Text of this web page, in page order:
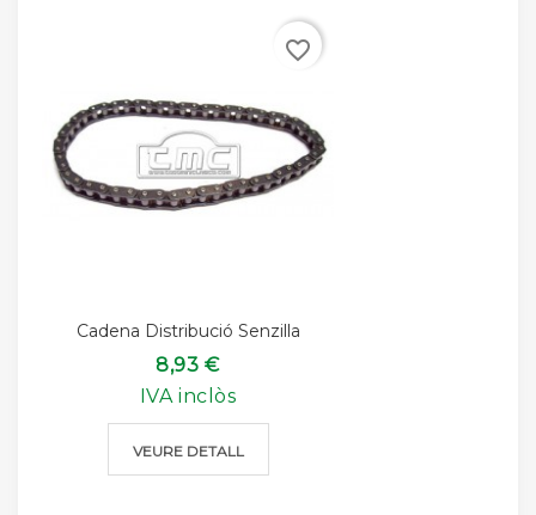
Cadena Distribució Senzilla
8,93 €
IVA inclòs
VEURE DETALL
favorite_border